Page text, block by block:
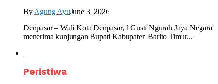
ByAgung AyuJune 3, 2026
Denpasar – Wali Kota Denpasar, I Gusti Ngurah Jaya Negara
menerima kunjungan Bupati Kabupaten Barito Timur...
Peristiwa